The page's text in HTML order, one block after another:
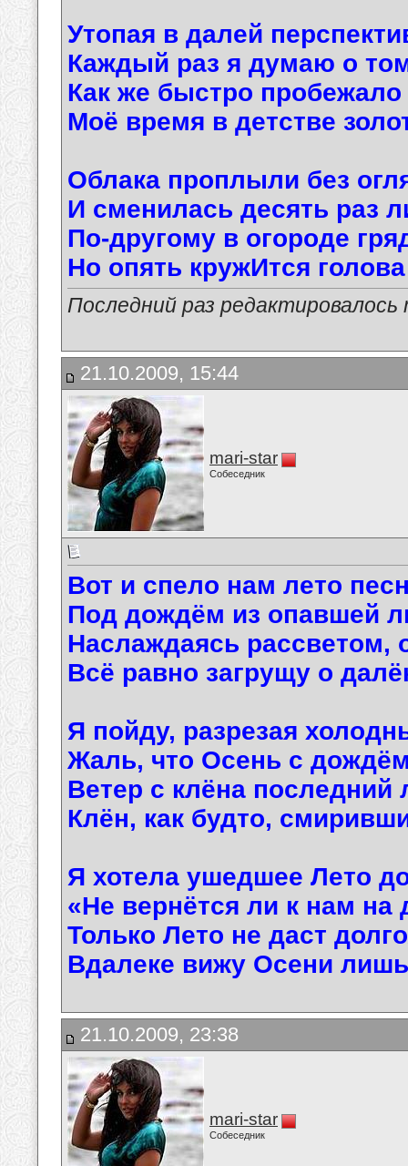
Утопая в далей
Каждый раз я думаю о
Как же быстро
Моё время в детстве
Облака проплыли без
И сменилась десять раз
По-другому в огороде
Но опять кружИтся
Последний раз
21.10.2009, 15:44
mari-star
Собеседник
Вот и спело нам лето
Под дождём из опавшей
Наслаждаясь рассветом,
Всё равно загрущу о
Я пойду, разрезая
Жаль, что Осень с
Ветер с клёна последний
Клён, как будто,
Я хотела ушедшее Лето
«Не вернётся ли к нам на
Только Лето не даст
Вдалеке вижу Осени
21.10.2009, 23:38
mari-star
Собеседник